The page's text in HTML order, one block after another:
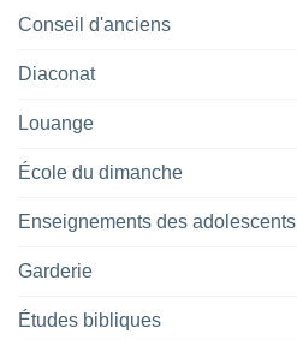
Conseil d'anciens
Diaconat
Louange
École du dimanche
Enseignements des adolescents
Garderie
Études bibliques